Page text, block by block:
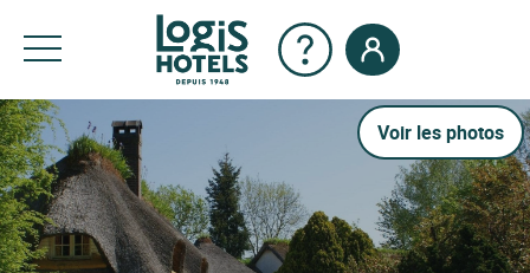
Voir les photos